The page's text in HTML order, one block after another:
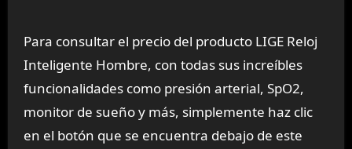
Para consultar el precio del producto LIGE Reloj
Inteligente Hombre, con todas sus increíbles
funcionalidades como presión arterial, SpO2,
monitor de sueño y más, simplemente haz clic
en el botón que se encuentra debajo de este